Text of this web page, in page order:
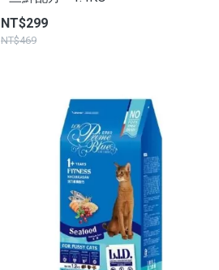
NT$299
NT$469